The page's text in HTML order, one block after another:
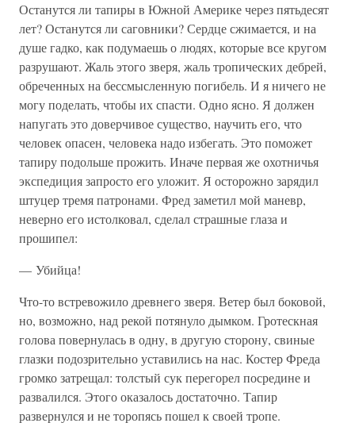
Останутся ли тапиры в Южной Америке через пятьдесят
лет? Останутся ли саговники? Сердце сжимается, и на
душе гадко, как подумаешь о людях, которые все кругом
разрушают. Жаль этого зверя, жаль тропических дебрей,
обреченных на бессмысленную погибель. И я ничего не
могу поделать, чтобы их спасти. Одно ясно. Я должен
напугать это доверчивое существо, научить его, что
человек опасен, человека надо избегать. Это поможет
тапиру подольше прожить. Иначе первая же охотничья
экспедиция запросто его уложит. Я осторожно зарядил
штуцер тремя патронами. Фред заметил мой маневр,
неверно его истолковал, сделал страшные глаза и
прошипел:
— Убийца!
Что-то встревожило древнего зверя. Ветер был боковой,
но, возможно, над рекой потянуло дымком. Гротескная
голова повернулась в одну, в другую сторону, свиные
глазки подозрительно уставились на нас. Костер Фреда
громко затрещал: толстый сук перегорел посредине и
развалился. Этого оказалось достаточно. Тапир
развернулся и не торопясь пошел к своей тропе.